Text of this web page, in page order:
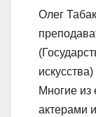
Олег
Многие из
актерами